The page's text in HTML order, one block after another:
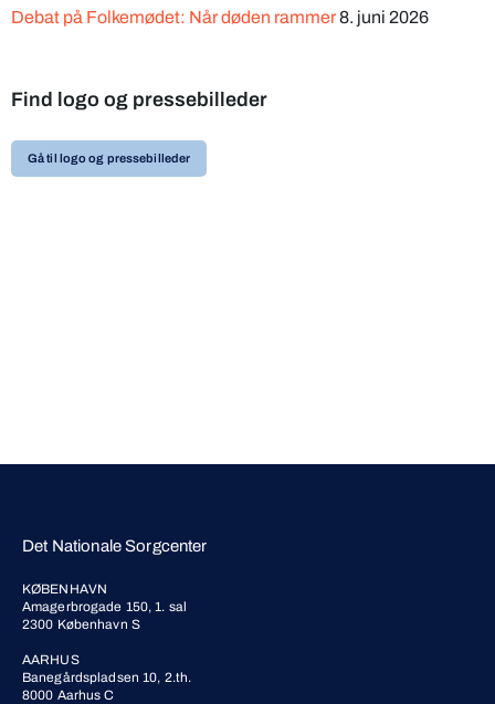
Debat på Folkemødet: Når døden rammer8. juni 2026
Find logo og pressebilleder
Gå til logo og pressebilleder
Det Nationale Sorgcenter
KØBENHAVN
Amagerbrogade 150, 1. sal
2300 København S
AARHUS
Banegårdspladsen 10, 2.th.
8000 Aarhus C